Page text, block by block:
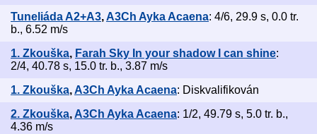
Tuneliáda A2+A3,A3Ch Ayka Acaena: 4/6, 29.9 s, 0.0 tr.
b., 6.52 m/s
1. Zkouška, Farah Sky In your shadow I can shine:
2/4, 40.78 s, 15.0 tr. b., 3.87 m/s
1. Zkouška,A3Ch Ayka Acaena: Diskvalifikován
2. Zkouška, A3Ch Ayka Acaena: 1/2, 49.79 s, 5.0 tr. b.,
4.36 m/s